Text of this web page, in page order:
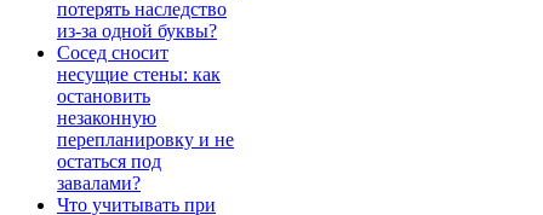
потерять наследство
из-за одной буквы?
Сосед сносит
несущие стены: как
остановить
незаконную
перепланировку и не
остаться под
завалами?
Что учитывать при